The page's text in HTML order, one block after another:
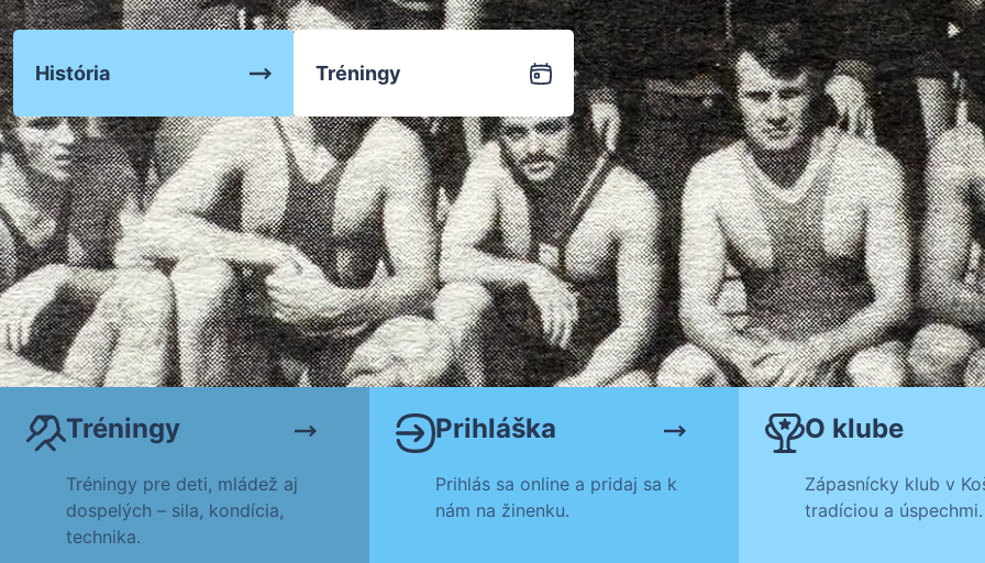
Zápasenie Tréningy
História Tréningy
Tréningy
Tréningy pre deti, mládež aj
dospelých – sila, kondícia,
technika.
Prihláška
Prihlás sa online a pridaj sa k
nám na žinenku.
O klube
Zápasnícky klub v
tradíciou a úspechmi.